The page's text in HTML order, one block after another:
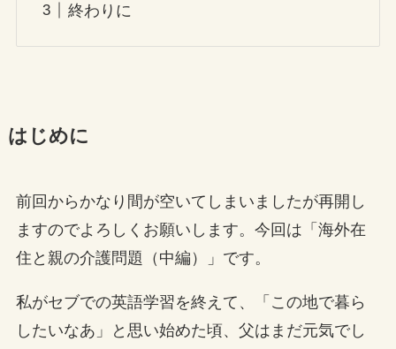
終わりに
はじめに
前回からかなり間が空いてしまいましたが再開し
ますのでよろしくお願いします。今回は「海外在
住と親の介護問題（中編）」です。
私がセブでの英語学習を終えて、「この地で暮ら
したいなあ」と思い始めた頃、父はまだ元気でし